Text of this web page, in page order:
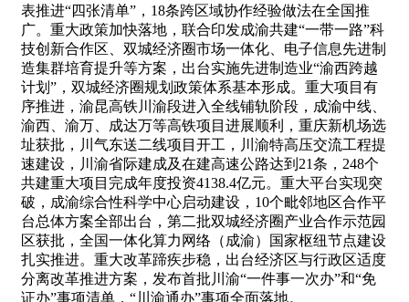
表推进“四张清单”，18条跨区域协作经验做法在全国推
广。重大政策加快落地，联合印发成渝共建“一带一路”科
技创新合作区、双城经济圈市场一体化、电子信息先进制
造集群培育提升等方案，出台实施先进制造业“渝西跨越
计划”，双城经济圈规划政策体系基本形成。重大项目有
序推进，渝昆高铁川渝段进入全线铺轨阶段，成渝中线、
渝西、渝万、成达万等高铁项目进展顺利，重庆新机场选
址获批，川气东送二线项目开工，川渝特高压交流工程提
速建设，川渝省际建成及在建高速公路达到21条，248个
共建重大项目完成年度投资4138.4亿元。重大平台实现突
破，成渝综合性科学中心启动建设，10个毗邻地区合作平
台总体方案全部出台，第二批双城经济圈产业合作示范园
区获批，全国一体化算力网络（成渝）国家枢纽节点建设
扎实推进。重大改革蹄疾步稳，出台经济区与行政区适度
分离改革推进方案，发布首批川渝“一件事一次办”和“免
证办”事项清单，“川渝通办”事项全面落地。